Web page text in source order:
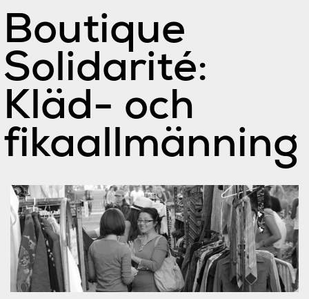
Boutique
Solidarité:
Kläd- och
fikaallmänning